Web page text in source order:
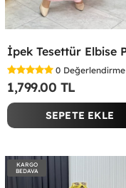
0 Değerlendirme
1,799.00 TL
SEPETE EKLE
KARGO
BEDAVA